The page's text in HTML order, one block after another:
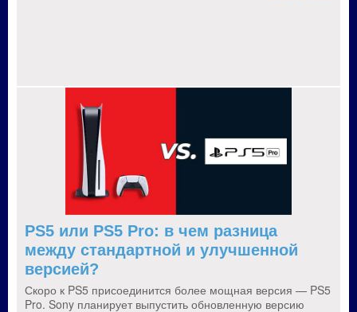
PS5 или PS5 Pro: в чем разница
между стандартной и улучшенной
версией?
Скоро к PS5 присоединится более мощная версия — PS5
Pro. Sony планирует выпустить обновленную версию